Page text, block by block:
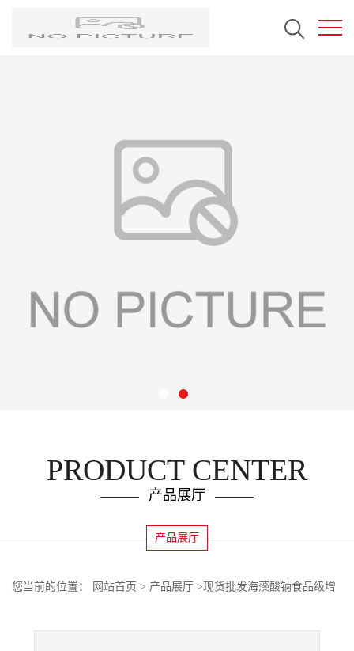
PRODUCT CENTER
产品展厅
产品展厅
您当前的位置： 网站首页 > 产品展厅 >现货批发海藻酸钠食品级增